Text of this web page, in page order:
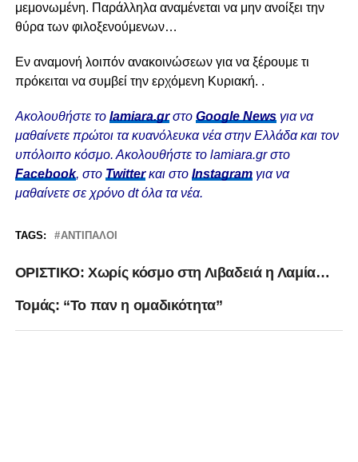
μεμονωμένη. Παράλληλα αναμένεται να μην ανοίξει την
θύρα των φιλοξενούμενων…
Εν αναμονή λοιπόν ανακοινώσεων για να ξέρουμε τι
πρόκειται να συμβεί την ερχόμενη Κυριακή. .
Ακολουθήστε το lamiara.grστο Google Newsγια να
μαθαίνετε πρώτοι τα κυανόλευκα νέα στην Ελλάδα και τον
υπόλοιπο κόσμο. Ακολουθήστε το lamiara.gr στο
Facebook, στο Twitterκαι στο Instagram για να
μαθαίνετε σε χρόνο dt όλα τα νέα.
TAGS: ΑΝΤΊΠΑΛΟΙ
ΟΡΙΣΤΙΚΟ: Χωρίς κόσμο στη Λιβαδειά η Λαμία…
Τομάς: “Το παν η ομαδικότητα”